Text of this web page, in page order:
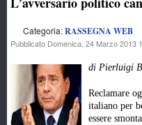
Categoria:RASSEGNA WEB
Pubblicato Domenica, 24 Marzo 2013
di Pierluigi
Reclamare
italiano per
essere